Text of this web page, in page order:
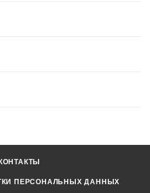
ПЕРСОНАЛЬНЫХ ДАННЫХ